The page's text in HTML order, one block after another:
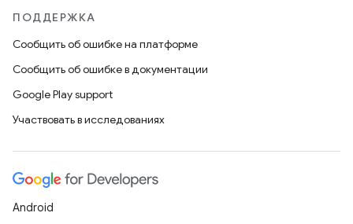
ПОДДЕРЖКА
Сообщить об ошибке на платформе
Сообщить об ошибке в документации
Google Play support
Участвовать в исследованиях
Android